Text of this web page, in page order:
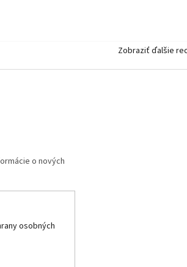
Zobraziť ďalšie
o nových
osobných